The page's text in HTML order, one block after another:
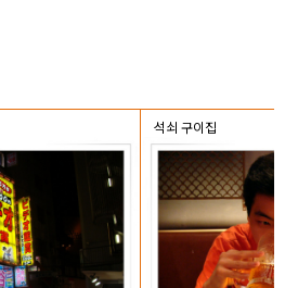
석쇠 구이집